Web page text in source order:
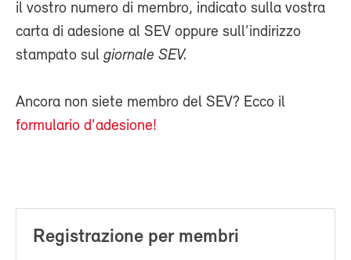
il vostro numero di membro, indicato sulla vostra
carta di adesione al SEV oppure sull’indirizzo
stampato sul giornale SEV.
Ancora non siete membro del SEV? Ecco il
formulario d'adesione!
Registrazione per membri